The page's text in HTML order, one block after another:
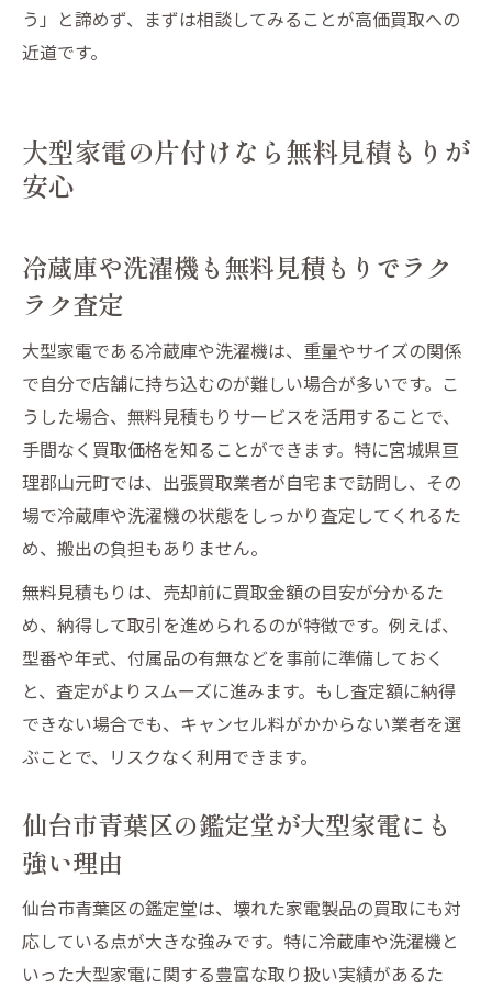
う」と諦めず、まずは相談してみることが高価買取への
近道です。
大型家電の片付けなら無料見積もりが
安心
冷蔵庫や洗濯機も無料見積もりでラク
ラク査定
大型家電である冷蔵庫や洗濯機は、重量やサイズの関係
で自分で店舗に持ち込むのが難しい場合が多いです。こ
うした場合、無料見積もりサービスを活用することで、
手間なく買取価格を知ることができます。特に宮城県亘
理郡山元町では、出張買取業者が自宅まで訪問し、その
場で冷蔵庫や洗濯機の状態をしっかり査定してくれるた
め、搬出の負担もありません。
無料見積もりは、売却前に買取金額の目安が分かるた
め、納得して取引を進められるのが特徴です。例えば、
型番や年式、付属品の有無などを事前に準備しておく
と、査定がよりスムーズに進みます。もし査定額に納得
できない場合でも、キャンセル料がかからない業者を選
ぶことで、リスクなく利用できます。
仙台市青葉区の鑑定堂が大型家電にも
強い理由
仙台市青葉区の鑑定堂は、壊れた家電製品の買取にも対
応している点が大きな強みです。特に冷蔵庫や洗濯機と
いった大型家電に関する豊富な取り扱い実績があるた